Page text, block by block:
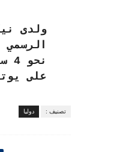
على
تصنيف : دوليا